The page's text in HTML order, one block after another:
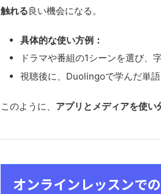
触れる良い機会になる。
具体的な使い方例：
ドラマや番組の1シーンを選び、
視聴後に、Duolingoで学んだ単
このように、 アプリとメディアを使
オンラインレッスンで